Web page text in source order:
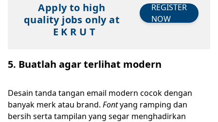
Apply to high
quality jobs only at
E K R U T
REGISTER
NOW
5. Buatlah agar terlihat modern
Desain tanda tangan email modern cocok dengan
banyak merk atau brand. Fontyang ramping dan
bersih serta tampilan yang segar menghadirkan